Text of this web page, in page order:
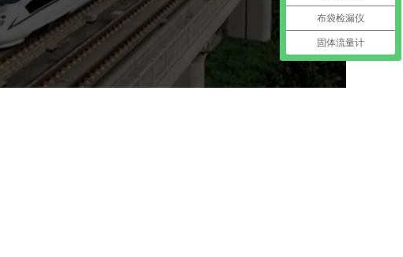
布袋检漏仪
固体流量计